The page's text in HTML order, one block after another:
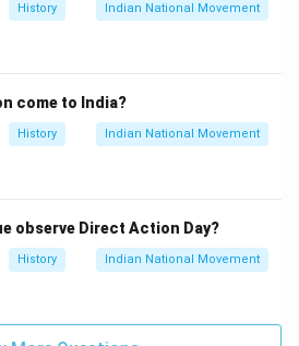
History Indian National Movement
come to India?
History Indian National Movement
observe Direct Action Day?
History Indian National Movement